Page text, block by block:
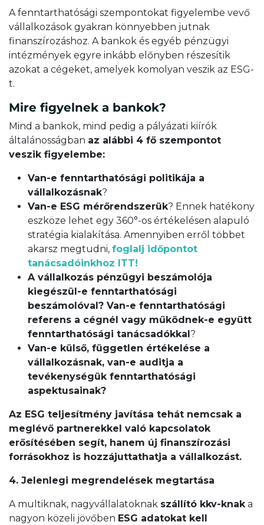
A fenntarthatósági szempontokat figyelembe vevő
vállalkozások gyakran könnyebben jutnak
finanszírozáshoz. A bankok és egyéb pénzügyi
intézmények egyre inkább előnyben részesítik
azokat a cégeket, amelyek komolyan veszik az ESG-
t.
Mire figyelnek a bankok?
Mind a bankok, mind pedig a pályázati kiírók
általánosságban az alábbi 4 fő szempontot
veszik figyelembe:
Van-e fenntarthatósági politikája a
vállalkozásnak?
Van-e ESG mérőrendszerük? Ennek hatékony
eszköze lehet egy 360°-os értékelésen alapuló
stratégia kialakítása. Amennyiben erről többet
akarsz megtudni, foglalj időpontot
tanácsadóinkhoz ITT!
A vállalkozás pénzügyi beszámolója
kiegészül-e fenntarthatósági
beszámolóval? Van-e fenntarthatósági
referens a cégnél vagy működnek-e együtt
fenntarthatósági tanácsadókkal ?
Van-e külső, független értékelése a
vállalkozásnak, van-e auditja a
tevékenységük fenntarthatósági
aspektusainak?
Az ESG teljesítmény javítása tehát nemcsak a
meglévő partnerekkel való kapcsolatok
erősítésében segít, hanem új finanszírozási
forrásokhoz is hozzájuttathatja a vállalkozást.
4. Jelenlegi megrendelések megtartása
A multiknak, nagyvállalatoknak szállító kkv-knaka
nagyon közeli jövőben ESG adatokat kell